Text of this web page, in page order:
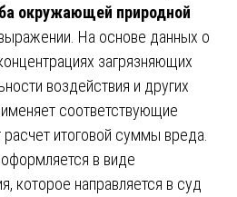
окружающей природной
На основе данных о
загрязняющих
воздействия и других
соответствующие
итоговой суммы вреда.
в виде
которое направляется в суд